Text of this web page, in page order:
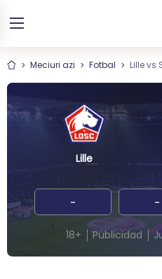
Meciuri azi Fotbal Lille vs
Lille
- -
18+ Publicidad